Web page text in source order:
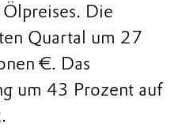
Ölpreises. Die
Quartal um 27
€. Das
um 43 Prozent auf